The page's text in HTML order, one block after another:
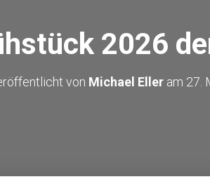
2026
von Michael Elleram 27.